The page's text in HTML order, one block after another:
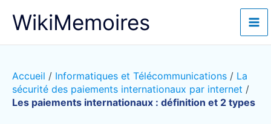
WikiMemoires
Accueil / Informatiques et Télécommunications / La
sécurité des paiements internationaux par internet /
Les paiements internationaux : définition et 2 types